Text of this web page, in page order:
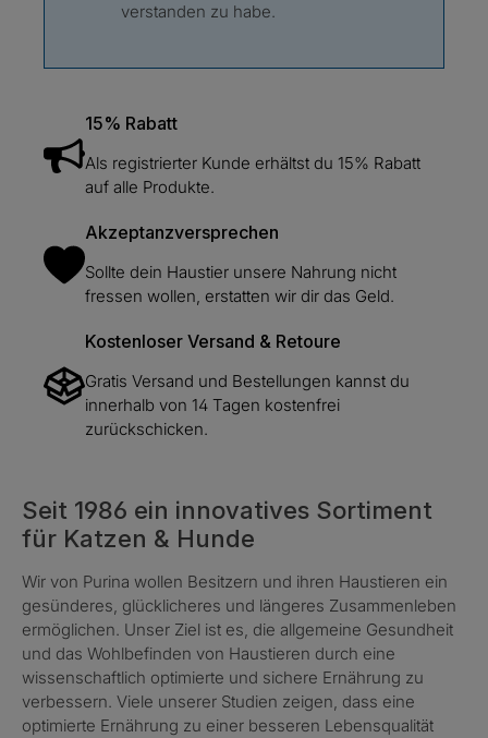
verstanden zu habe.
15% Rabatt
Als registrierter Kunde erhältst du 15% Rabatt
auf alle Produkte.
Akzeptanzversprechen
Sollte dein Haustier unsere Nahrung nicht
fressen wollen, erstatten wir dir das Geld.
Kostenloser Versand & Retoure
Gratis Versand und Bestellungen kannst du
innerhalb von 14 Tagen kostenfrei
zurückschicken.
Seit 1986 ein innovatives Sortiment
für Katzen & Hunde
Wir von Purina wollen Besitzern und ihren Haustieren ein
gesünderes, glücklicheres und längeres Zusammenleben
ermöglichen. Unser Ziel ist es, die allgemeine Gesundheit
und das Wohlbefinden von Haustieren durch eine
wissenschaftlich optimierte und sichere Ernährung zu
verbessern. Viele unserer Studien zeigen, dass eine
optimierte Ernährung zu einer besseren Lebensqualität